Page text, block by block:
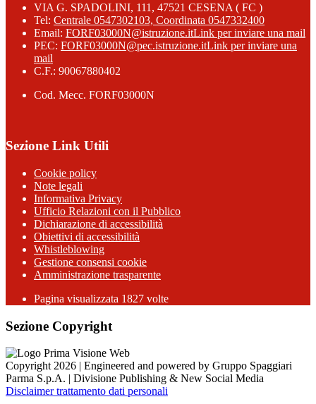
VIA G. SPADOLINI, 111, 47521 CESENA ( FC )
Tel: Centrale 0547302103, Coordinata 0547332400
Email: FORF03000N@istruzione.itLink per inviare una mail
PEC: FORF03000N@pec.istruzione.itLink per inviare una
mail
C.F.: 90067880402
Cod. Mecc. FORF03000N
Sezione Link Utili
Cookie policy
Note legali
Informativa Privacy
Ufficio Relazioni con il Pubblico
Dichiarazione di accessibilità
Obiettivi di accessibilità
Whistleblowing
Gestione consensi cookie
Amministrazione trasparente
Pagina visualizzata 1827 volte
Sezione Copyright
Copyright 2026 | Engineered and powered by Gruppo Spaggiari
Parma S.p.A. | Divisione Publishing & New Social Media
Disclaimer trattamento dati personali